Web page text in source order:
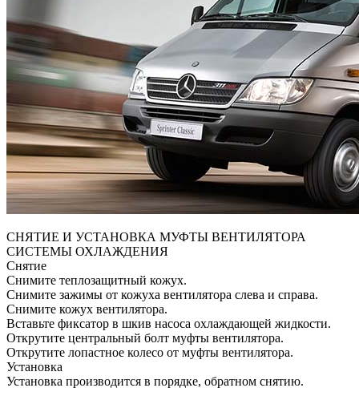
СНЯТИЕ И УСТАНОВКА МУФТЫ ВЕНТИЛЯТОРА
СИСТЕМЫ ОХЛАЖДЕНИЯ
Снятие
Снимите теплозащитный кожух.
Снимите зажимы от кожуха вентилятора слева и справа.
Снимите кожух вентилятора.
Вставьте фиксатор в шкив насоса охлаждающей жидкости.
Открутите центральный болт муфты вентилятора.
Открутите лопастное колесо от муфты вентилятора.
Установка
Установка производится в порядке, обратном снятию.